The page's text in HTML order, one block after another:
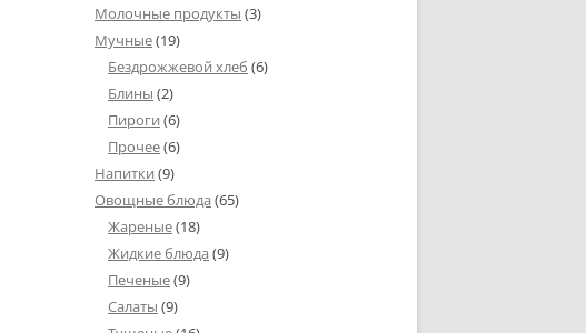
Молочные продукты (3)
Мучные(19)
Бездрожжевой хлеб (6)
Блины (2)
Пироги (6)
Прочее(6)
Напитки (9)
Овощные блюда (65)
Жареные(18)
Жидкие блюда (9)
Печеные(9)
Салаты (9)